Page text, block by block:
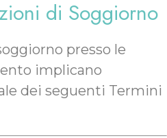
di Soggiorno
presso le
implicano
dei seguenti Termini